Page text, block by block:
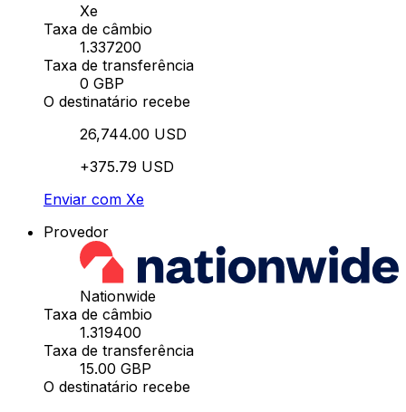
Xe
Taxa de câmbio
1.337200
Taxa de transferência
0 GBP
O destinatário recebe
26,744.00 USD
+375.79 USD
Enviar com Xe
Provedor
Nationwide
Taxa de câmbio
1.319400
Taxa de transferência
15.00 GBP
O destinatário recebe